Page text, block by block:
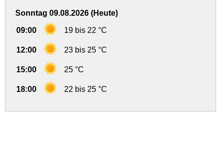
Sonntag 09.08.2026 (Heute)
09:00 19 bis 22 °C
12:00 23 bis 25 °C
15:00 25 °C
18:00 22 bis 25 °C